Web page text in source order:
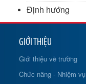
Định hướng
GIỚI THIỆU
Giới thiệu về trường
Chức năng - Nhiệm vụ